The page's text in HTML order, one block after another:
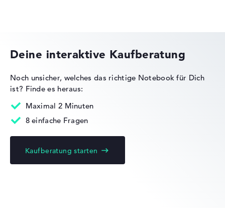
Lenovo ThinkBook
Deine interaktive Kaufberatung
Noch unsicher, welches das richtige Notebook für Dich
ist? Finde es heraus:
Maximal 2 Minuten
8 einfache Fragen
Kaufberatung starten